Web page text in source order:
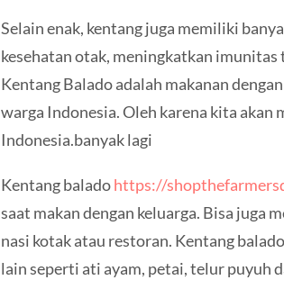
Selain enak, kentang juga memiliki
kesehatan otak, meningkatkan
Kentang Balado adalah makanan
warga Indonesia. Oleh karena kita akan
Indonesia.banyak lagi
Kentang baladohttps://
saat makan dengan keluarga. Bisa juga
nasi kotak atau restoran. Kentang
lain seperti ati ayam, petai, telur puyuh